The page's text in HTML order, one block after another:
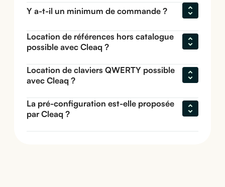
Y a-t-il un minimum de commande ?
Location de références hors catalogue
possible avec Cleaq ?
Location de claviers QWERTY possible
avec Cleaq ?
La pré-configuration est-elle proposée
par Cleaq ?